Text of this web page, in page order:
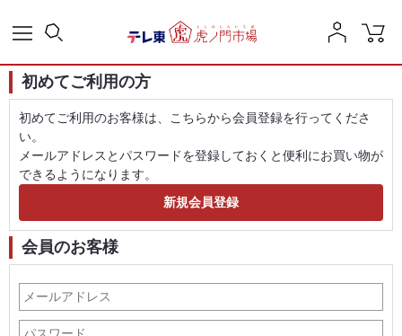
初めてご利用の方
初めてご利用のお客様は、こちらから会員登録を行ってくださ
い。
メールアドレスとパスワードを登録しておくと便利にお買い物が
できるようになります。
会員のお客様